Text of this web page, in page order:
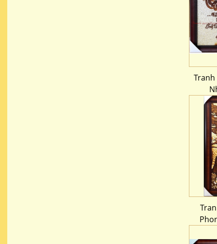
Tranh